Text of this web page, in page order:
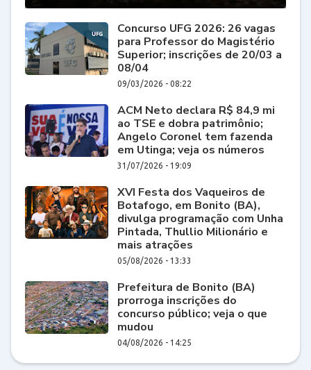
Concurso UFG 2026: 26 vagas
para Professor do Magistério
Superior; inscrições de 20/03 a
08/04
09/03/2026 - 08:22
ACM Neto declara R$ 84,9 mi
ao TSE e dobra patrimônio;
Angelo Coronel tem fazenda
em Utinga; veja os números
31/07/2026 - 19:09
XVI Festa dos Vaqueiros de
Botafogo, em Bonito (BA),
divulga programação com Unha
Pintada, Thullio Milionário e
mais atrações
05/08/2026 - 13:33
Prefeitura de Bonito (BA)
prorroga inscrições do
concurso público; veja o que
mudou
04/08/2026 - 14:25